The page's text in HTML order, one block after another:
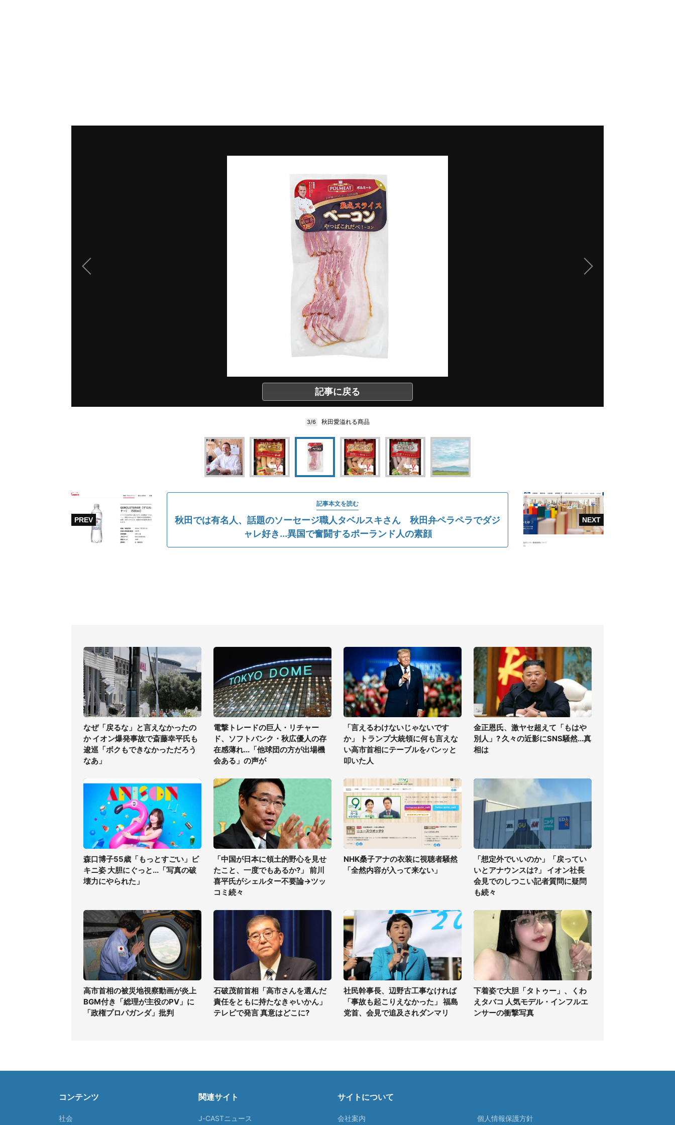
記事に戻る
3/6 秋田愛溢れる商品
記事本文を読む
秋田では有名人、話題のソーセージ職人タベルスキさん 秋田弁ペラペラでダジ
ャレ好き...異国で奮闘するポーランド人の素顔
なぜ「戻るな」と言えなかったの
か イオン爆発事故で斎藤幸平氏も
逡巡「ボクもできなかっただろう
なあ」
電撃トレードの巨人・リチャー
ド、ソフトバンク・秋広優人の存
在感薄れ...「他球団の方が出場機
会ある」の声が
「言えるわけないじゃないです
か」 トランプ大統領に何も言えな
い高市首相にテーブルをバンッと
叩いた人
金正恩氏、激ヤセ超えて「もはや
別人」? 久々の近影にSNS騒然...真
相は
森口博子55歳「もっとすごい」ビ
キニ姿 大胆にぐっと...「写真の破
壊力にやられた」
「中国が日本に領土的野心を見せ
たこと、一度でもあるか?」 前川
喜平氏がシェルター不要論→ツッ
コミ続々
NHK桑子アナの衣装に視聴者騒然
「全然内容が入って来ない」
「想定外でいいのか」「戻ってい
いとアナウンスは?」 イオン社長
会見でのしつこい記者質問に疑問
も続々
高市首相の被災地視察動画が炎上
BGM付き「総理が主役のPV」に
「政権プロパガンダ」批判
石破茂前首相「高市さんを選んだ
責任をともに持たなきゃいかん」
テレビで発言 真意はどこに?
社民幹事長、辺野古工事なければ
「事故も起こりえなかった」 福島
党首、会見で追及されダンマリ
下着姿で大胆「タトゥー」、くわ
えタバコ 人気モデル・インフルエ
ンサーの衝撃写真
コンテンツ
社会
関連サイト
J-CASTニュース
サイトについて
会社案内 個人情報保護方針